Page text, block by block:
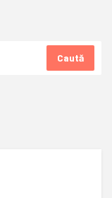
Caută